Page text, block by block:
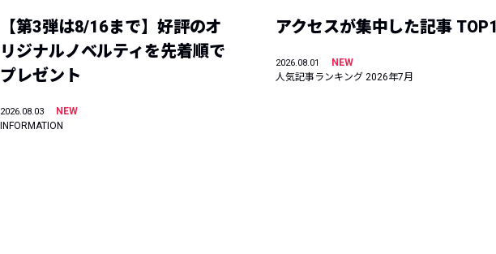
【第3弾は8/16まで】好評のオ
リジナルノベルティを先着順で
プレゼント
2026.08.03
NEW
INFORMATION
アクセスが集中した記事
2026.08.01
NEW
人気記事ランキング 2026年7月